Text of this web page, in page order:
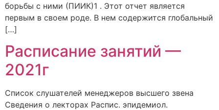
борьбы с ними (ПИИК)1 . Этот отчет является
первым в своем роде. В нем содержится глобальный
[…]
Расписание занятий —
2021г
Cписок слушателей менеджеров высшего звена
Сведения о лекторах Распис. эпидемиол.